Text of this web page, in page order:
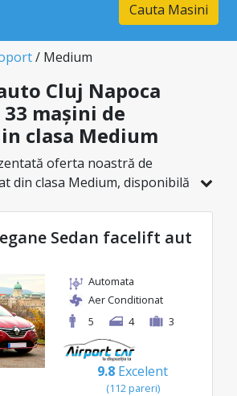
Cauta Masini
/ Medium
Cluj Napoca
mașini de
clasa Medium
oferta noastră de
din clasa Medium, disponibilă
selectată, cu prețuri
de la doar 25€/zi.
Sedan facelift aut
Automata
Aer Conditionat
5
4 3
9.8 Excelent
(112 pareri)